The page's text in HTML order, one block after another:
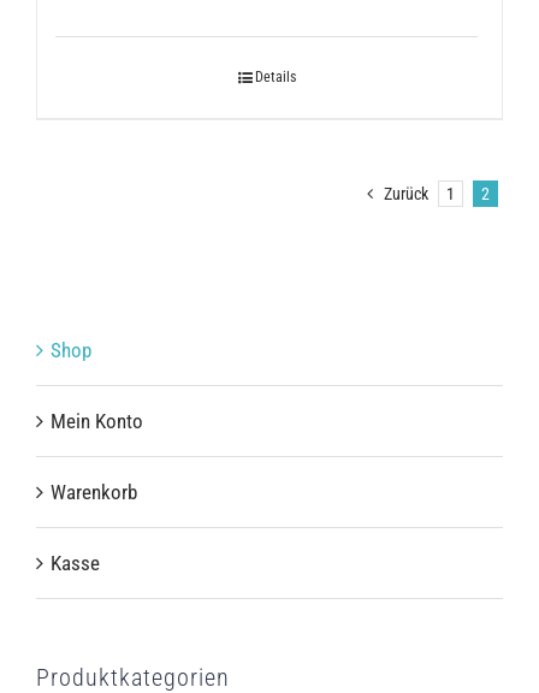
Details
Zurück 1 2
Shop
Mein Konto
Warenkorb
Kasse
Produktkategorien